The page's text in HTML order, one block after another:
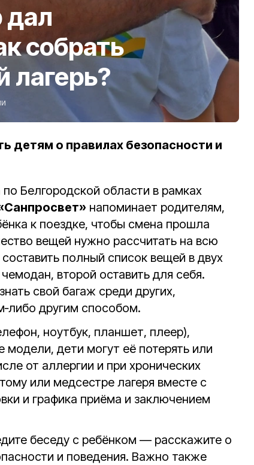
дал
собрать
лагерь?
детям о правилах безопасности и
Белгородской области в рамках
напоминает родителям,
к поездке, чтобы смена прошла
вещей нужно рассчитать на всю
полный список вещей в двух
второй оставить для себя.
свой багаж среди других,
другим способом.
ноутбук, планшет, плеер),
дети могут её потерять или
от аллергии и при хронических
или медсестре лагеря вместе с
и графика приёма и заключением
беседу с ребёнком — расскажите о
и поведения. Важно также